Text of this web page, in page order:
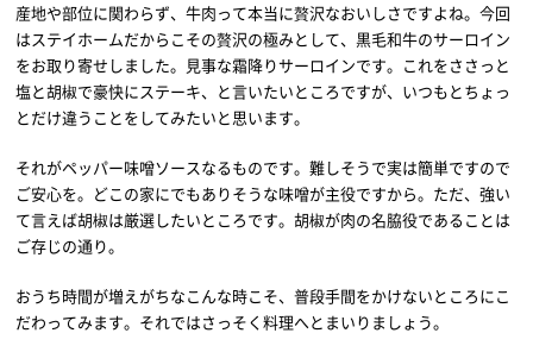
産地や部位に関わらず、牛肉って本当に贅沢なおいしさですよね。今回
はステイホームだからこその贅沢の極みとして、黒毛和牛のサーロイン
をお取り寄せしました。見事な霜降りサーロインです。これをささっと
塩と胡椒で豪快にステーキ、と言いたいところですが、いつもとちょっ
とだけ違うことをしてみたいと思います。
それがペッパー味噌ソースなるものです。難しそうで実は簡単ですので
ご安心を。どこの家にでもありそうな味噌が主役ですから。ただ、強い
て言えば胡椒は厳選したいところです。胡椒が肉の名脇役であることは
ご存じの通り。
おうち時間が増えがちなこんな時こそ、普段手間をかけないところにこ
だわってみます。それではさっそく料理へとまいりましょう。